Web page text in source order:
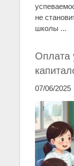
не
школы ...
Оплата
07/06/2025